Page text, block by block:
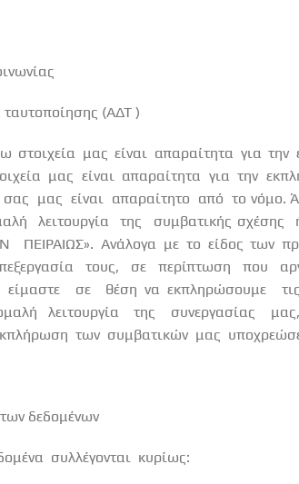
ταυτοποίησης (ΑΔΤ )
στοιχεία μας είναι απαραίτητα για
μας είναι απαραίτητα για την
σας μας είναι απαραίτητο από το νόμο.
λειτουργία της συμβατικής σχέσης
ΠΕΙΡΑΙΩΣ». Ανάλογα με το είδος των
τους, σε περίπτωση που
είμαστε σε θέση να εκπληρώσουμε τις
λειτουργία της συνεργασίας
των συμβατικών μας
δεδομένων
συλλέγονται κυρίως: